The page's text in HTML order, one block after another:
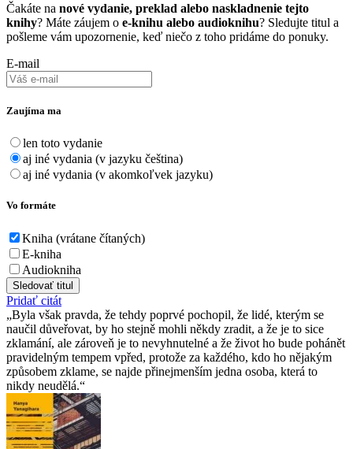
Čakáte na nové vydanie, preklad alebo naskladnenie tejto
knihy? Máte záujem o e-knihu alebo audioknihu? Sledujte titul a
pošleme vám upozornenie, keď niečo z toho pridáme do ponuky.
E-mail
Zaujíma ma
len toto vydanie
aj iné vydania (v jazyku čeština)
aj iné vydania (v akomkoľvek jazyku)
Vo formáte
Kniha (vrátane čítaných)
E-kniha
Audiokniha
Sledovať titul
Pridať citát
Byla však pravda, že tehdy poprvé pochopil, že lidé, kterým se
naučil důveřovat, by ho stejně mohli někdy zradit, a že je to sice
zklamání, ale zároveň je to nevyhnutelné a že život ho bude pohánět
pravidelným tempem vpřed, protože za každého, kdo ho nějakým
způsobem zklame, se najde přinejmenším jedna osoba, která to
nikdy neudělá.